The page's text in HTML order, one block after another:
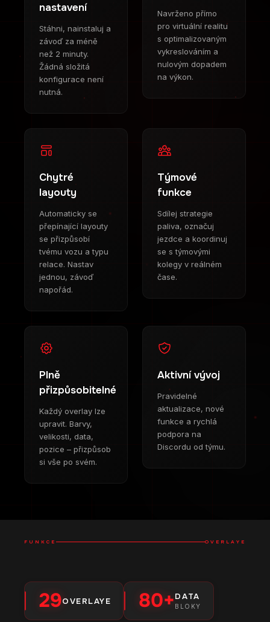
nastavení
Stáhni, nainstaluj a
závoď za méně
než 2 minuty.
Žádná složitá
konfigurace není
nutná.
Navrženo přímo
pro virtuální realitu
s optimalizovaným
vykreslováním a
nulovým dopadem
na výkon.
Chytré
layouty
Automaticky se
přepínající layouty
se přizpůsobí
tvému vozu a typu
relace. Nastav
jednou, závoď
napořád.
Týmové
funkce
Sdílej strategie
paliva, označuj
jezdce a koordinuj
se s týmovými
kolegy v reálném
čase.
Plně
přizpůsobitelné
Každý overlay lze
upravit. Barvy,
velikosti, data,
pozice – přizpůsob
si vše po svém.
Aktivní vývoj
Pravidelné
aktualizace, nové
funkce a rychlá
podpora na
Discordu od týmu.
FUNKCE OVERLAYE
29OVERLAYE 80+DATA
BLOKY